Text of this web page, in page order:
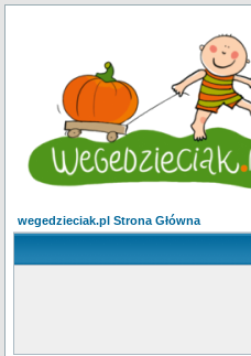
wegedzieciak.pl Strona Główna